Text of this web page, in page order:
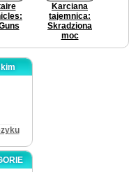
Karciana
tajemnica:
Skradziona
moc